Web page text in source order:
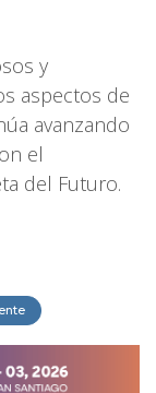
y
aspectos de
avanzando
el
del Futuro.